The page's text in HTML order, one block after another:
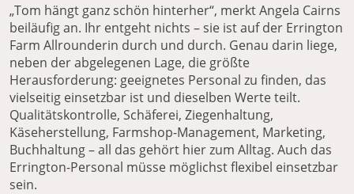
„Tom hängt ganz schön hinterher“, merkt Angela Cairns
beiläufig an. Ihr entgeht nichts – sie ist auf der Errington
Farm Allrounderin durch und durch. Genau darin liege,
neben der abgelegenen Lage, die größte
Herausforderung: geeignetes Personal zu finden, das
vielseitig einsetzbar ist und dieselben Werte teilt.
Qualitätskontrolle, Schäferei, Ziegenhaltung,
Käseherstellung, Farmshop-Management, Marketing,
Buchhaltung – all das gehört hier zum Alltag. Auch das
Errington-Personal müsse möglichst flexibel einsetzbar
sein.